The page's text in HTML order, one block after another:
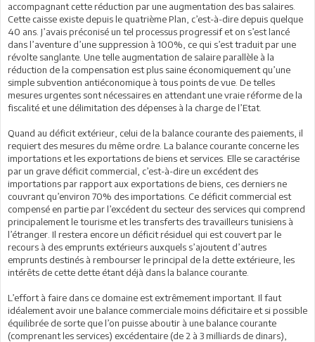
accompagnant cette réduction par une augmentation des bas salaires.
Cette caisse existe depuis le quatrième Plan, c’est-à-dire depuis quelque
40 ans. J’avais préconisé un tel processus progressif et on s’est lancé
dans l’aventure d’une suppression à 100%, ce qui s’est traduit par une
révolte sanglante. Une telle augmentation de salaire parallèle à la
réduction de la compensation est plus saine économiquement qu’une
simple subvention antiéconomique à tous points de vue. De telles
mesures urgentes sont nécessaires en attendant une vraie réforme de la
fiscalité et une délimitation des dépenses à la charge de l’Etat.
Quand au déficit extérieur, celui de la balance courante des paiements, il
requiert des mesures du même ordre. La balance courante concerne les
importations et les exportations de biens et services. Elle se caractérise
par un grave déficit commercial, c’est-à-dire un excédent des
importations par rapport aux exportations de biens, ces derniers ne
couvrant qu’environ 70% des importations. Ce déficit commercial est
compensé en partie par l’excédent du secteur des services qui comprend
principalement le tourisme et les transferts des travailleurs tunisiens à
l’étranger. Il restera encore un déficit résiduel qui est couvert par le
recours à des emprunts extérieurs auxquels s’ajoutent d’autres
emprunts destinés à rembourser le principal de la dette extérieure, les
intérêts de cette dette étant déjà dans la balance courante.
L’effort à faire dans ce domaine est extrêmement important. Il faut
idéalement avoir une balance commerciale moins déficitaire et si possible
équilibrée de sorte que l’on puisse aboutir à une balance courante
(comprenant les services) excédentaire (de 2 à 3 milliards de dinars),